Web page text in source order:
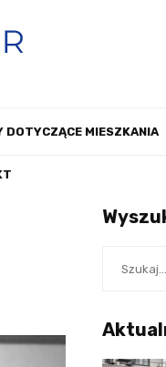
DOTYCZĄCE MIESZKANIA